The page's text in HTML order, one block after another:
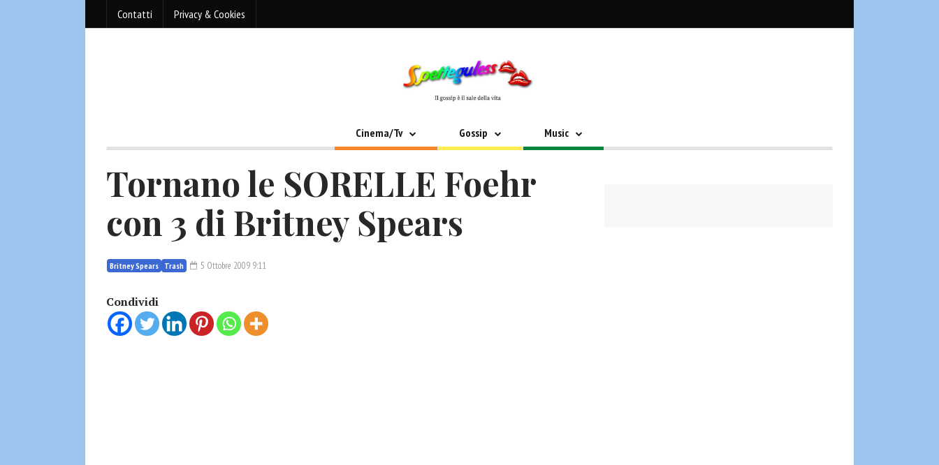
Contatti Privacy & Cookies
Cinema/Tv Gossip Music
Tornano le SORELLE Foehr
con 3 di Britney Spears
Britney Spears Trash 5 Ottobre 2009 9:11
Condividi